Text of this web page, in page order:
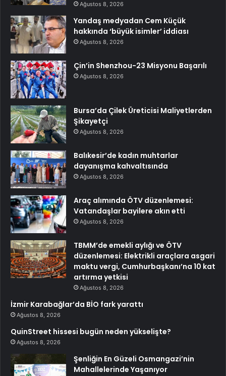
Ağustos 8, 2026
Yandaş medyadan Cem Küçük
hakkında ‘büyük isimler’ iddiası
Ağustos 8, 2026
Çin’in Shenzhou-23 Misyonu Başarılı
Ağustos 8, 2026
Bursa’da Çilek Üreticisi Maliyetlerden
Şikayetçi
Ağustos 8, 2026
Balıkesir’de kadın muhtarlar
dayanışma kahvaltısında
Ağustos 8, 2026
Araç alımında ÖTV düzenlemesi:
Vatandaşlar bayilere akın etti
Ağustos 8, 2026
TBMM’de emekli aylığı ve ÖTV
düzenlemesi: Elektrikli araçlara asgari
maktu vergi, Cumhurbaşkanı’na 10 kat
artırma yetkisi
Ağustos 8, 2026
İzmir Karabağlar’da BİO fark yarattı
Ağustos 8, 2026
QuinStreet hissesi bugün neden yükselişte?
Ağustos 8, 2026
Şenliğin En Güzeli Osmangazi’nin
Mahallelerinde Yaşanıyor